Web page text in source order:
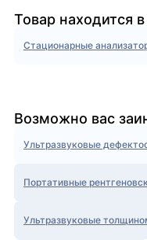
Товар находится
Стационарные
Возможно вас
Ультразвуковые
Портативные
Ультразвуковые